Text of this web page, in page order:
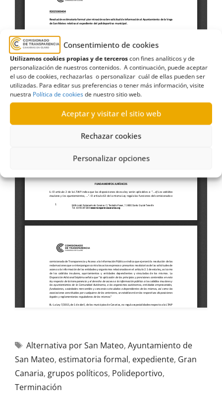
Consentimiento de cookies
Utilizamos cookies propias y de terceroscon fines analíticos y de
personalización de nuestros contenidos. A continuación, puede aceptar
el uso de cookies, rechazarlas o personalizar cuál de ellas pueden ser
utilizadas. Para editar sus preferencias o tener más información, visite
nuestra Política de cookiesde nuestro sitio web.
Aceptar y visitar el sitio web
Rechazar cookies
Personalizar opciones
Alternativa por San Mateo, Ayuntamiento de
San Mateo, estimatoria formal, expediente, Gran
Canaria, grupos políticos, Polideportivo,
Terminación